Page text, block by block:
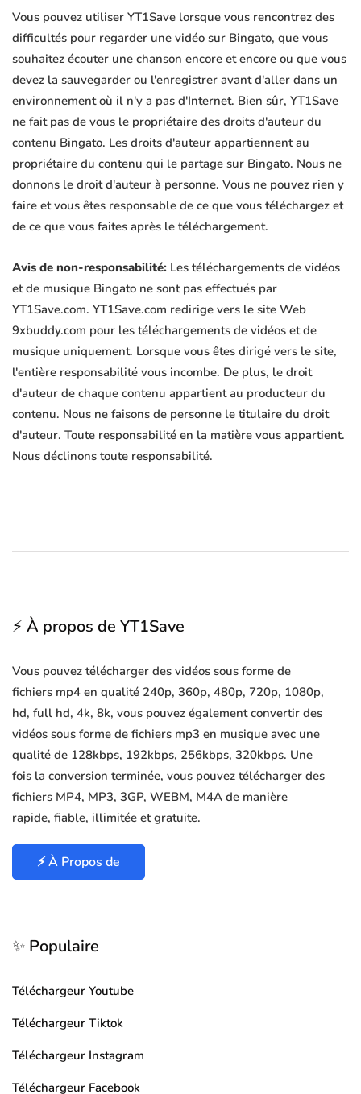
Vous pouvez utiliser YT1Save lorsque vous rencontrez des
difficultés pour regarder une vidéo sur Bingato, que vous
souhaitez écouter une chanson encore et encore ou que vous
devez la sauvegarder ou l'enregistrer avant d'aller dans un
environnement où il n'y a pas d'Internet. Bien sûr, YT1Save
ne fait pas de vous le propriétaire des droits d'auteur du
contenu Bingato. Les droits d'auteur appartiennent au
propriétaire du contenu qui le partage sur Bingato. Nous ne
donnons le droit d'auteur à personne. Vous ne pouvez rien y
faire et vous êtes responsable de ce que vous téléchargez et
de ce que vous faites après le téléchargement.
Avis de non-responsabilité: Les téléchargements de vidéos
et de musique Bingato ne sont pas effectués par
YT1Save.com. YT1Save.com redirige vers le site Web
9xbuddy.com pour les téléchargements de vidéos et de
musique uniquement. Lorsque vous êtes dirigé vers le site,
l'entière responsabilité vous incombe. De plus, le droit
d'auteur de chaque contenu appartient au producteur du
contenu. Nous ne faisons de personne le titulaire du droit
d'auteur. Toute responsabilité en la matière vous appartient.
Nous déclinons toute responsabilité.
⚡ À propos de YT1Save
Vous pouvez télécharger des vidéos sous forme de
fichiers mp4 en qualité 240p, 360p, 480p, 720p, 1080p,
hd, full hd, 4k, 8k, vous pouvez également convertir des
vidéos sous forme de fichiers mp3 en musique avec une
qualité de 128kbps, 192kbps, 256kbps, 320kbps. Une
fois la conversion terminée, vous pouvez télécharger des
fichiers MP4, MP3, 3GP, WEBM, M4A de manière
rapide, fiable, illimitée et gratuite.
⚡ À Propos de
✨ Populaire
Téléchargeur Youtube
Téléchargeur Tiktok
Téléchargeur Instagram
Téléchargeur Facebook